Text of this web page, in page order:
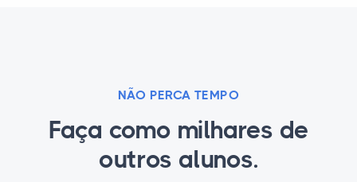
NÃO PERCA TEMPO
Faça como milhares de
outros alunos.